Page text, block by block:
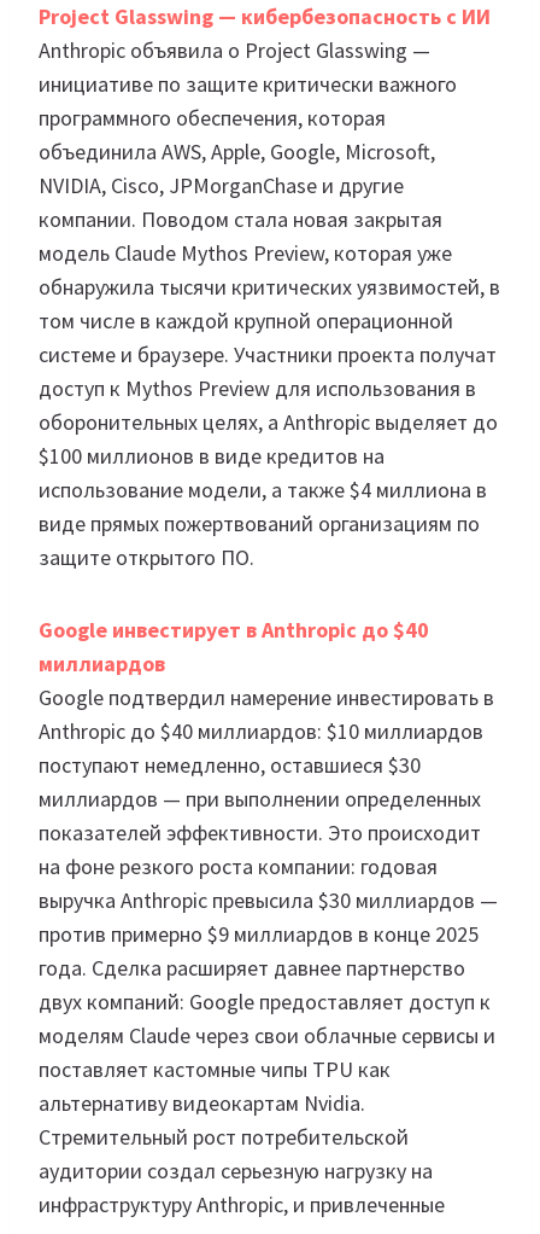
Project Glasswing — кибербезопасность с ИИ
Anthropic объявила о Project Glasswing —
инициативе по защите критически важного
программного обеспечения, которая
объединила AWS, Apple, Google, Microsoft,
NVIDIA, Cisco, JPMorganChase и другие
компании. Поводом стала новая закрытая
модель Claude Mythos Preview, которая уже
обнаружила тысячи критических уязвимостей, в
том числе в каждой крупной операционной
системе и браузере. Участники проекта получат
доступ к Mythos Preview для использования в
оборонительных целях, а Anthropic выделяет до
$100 миллионов в виде кредитов на
использование модели, а также $4 миллиона в
виде прямых пожертвований организациям по
защите открытого ПО.
Google инвестирует в Anthropic до $40
миллиардов
Google подтвердил намерение инвестировать в
Anthropic до $40 миллиардов: $10 миллиардов
поступают немедленно, оставшиеся $30
миллиардов — при выполнении определенных
показателей эффективности. Это происходит
на фоне резкого роста компании: годовая
выручка Anthropic превысила $30 миллиардов —
против примерно $9 миллиардов в конце 2025
года. Сделка расширяет давнее партнерство
двух компаний: Google предоставляет доступ к
моделям Claude через свои облачные сервисы и
поставляет кастомные чипы TPU как
альтернативу видеокартам Nvidia.
Стремительный рост потребительской
аудитории создал серьезную нагрузку на
инфраструктуру Anthropic, и привлеченные